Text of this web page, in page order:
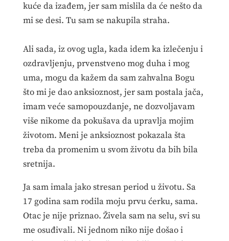
kuće da izađem, jer sam mislila da će nešto da
mi se desi. Tu sam se nakupila straha.
Ali sada, iz ovog ugla, kada idem ka izlečenju i
ozdravljenju, prvenstveno mog duha i mog
uma, mogu da kažem da sam zahvalna Bogu
što mi je dao anksioznost, jer sam postala jača,
imam veće samopouzdanje, ne dozvoljavam
više nikome da pokušava da upravlja mojim
životom. Meni je anksioznost pokazala šta
treba da promenim u svom životu da bih bila
sretnija.
Ja sam imala jako stresan period u životu. Sa
17 godina sam rodila moju prvu ćerku, sama.
Otac je nije priznao. Živela sam na selu, svi su
me osuđivali. Ni jednom niko nije došao i